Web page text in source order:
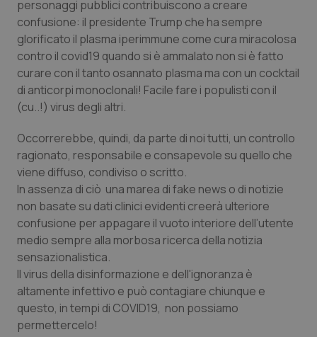
Molise
Piemonte
Provincia Autonoma di Bolzano
Provincia Autonoma di Trento
Puglia
Sardegna
Sicilia
Toscana
Umbria
Epatiti
HIV
Infezioni & Febbre
Ipertensione & Scompenso
Malattie rare
Malattia di Crohn & Rettocolite Ulcerosa
Neuroscienze & patologie neurodegenerative
Obesità
Oftalmologia
personaggi pubblici contribuiscono a creare
confusione: il presidente Trump che ha sempre
glorificato il plasma iperimmune come cura miracolosa
contro il covid19 quando si è ammalato non si è fatto
curare con il tanto osannato plasma ma con un cocktail
di anticorpi monoclonali! Facile fare i populisti con il
(cu..!) virus degli altri.
Occorrerebbe, quindi, da parte di noi tutti, un controllo
ragionato, responsabile e consapevole su quello che
viene diffuso, condiviso o scritto.
In assenza di ciò una marea di fake news o di notizie
non basate su dati clinici evidenti creerà ulteriore
confusione per appagare il vuoto interiore dell’utente
medio sempre alla morbosa ricerca della notizia
sensazionalistica.
Il virus della disinformazione e dell'ignoranza è
altamente infettivo e può contagiare chiunque e
questo, in tempi di COVID19, non possiamo
permettercelo!